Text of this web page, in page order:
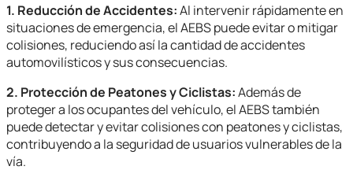
1. Reducción de Accidentes:Al intervenir rápidamente en
situaciones de emergencia, el AEBS puede evitar o mitigar
colisiones, reduciendo así la cantidad de accidentes
automovilísticos y sus consecuencias.
2. Protección de Peatones y Ciclistas:Además de
proteger a los ocupantes del vehículo, el AEBS también
puede detectar y evitar colisiones con peatones y ciclistas,
contribuyendo a la seguridad de usuarios vulnerables de la
vía.